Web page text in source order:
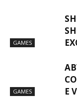
GAMES
GAMES
E